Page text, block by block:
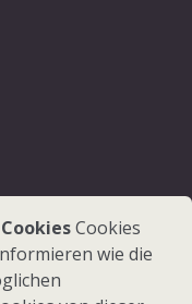
Cookies
wie die